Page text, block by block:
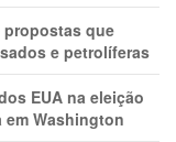
propostas que
e petrolíferas
EUA na eleição
Washington